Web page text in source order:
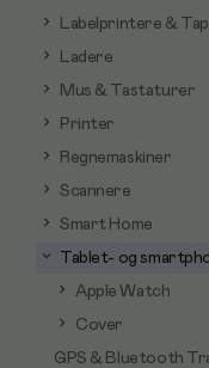
Labelprintere &
Ladere
Mus & Tastaturer
Printer
Regnemaskiner
Scannere
Smart Home
Tablet- og
Apple Watch
Cover
GPS & Bluetooth